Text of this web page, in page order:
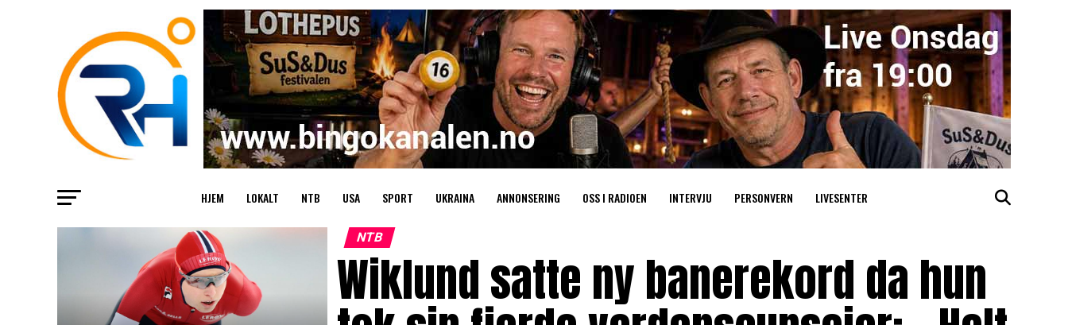
HJEM LOKALT NTB USA SPORT UKRAINA ANNONSERING OSS I RADIOEN INTERVJU PERSONVERN LIVESENTER
NTB
Wiklund satte ny banerekord da hun